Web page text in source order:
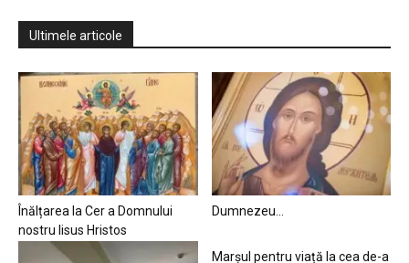
Ultimele articole
Înălțarea la Cer a Domnului
nostru Iisus Hristos
Dumnezeu…
Marșul pentru viață la cea de-a